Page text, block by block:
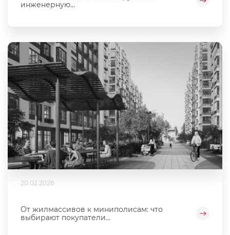
инженерную...
20.02.2026
От жилмассивов к миниполисам: что
выбирают покупатели...